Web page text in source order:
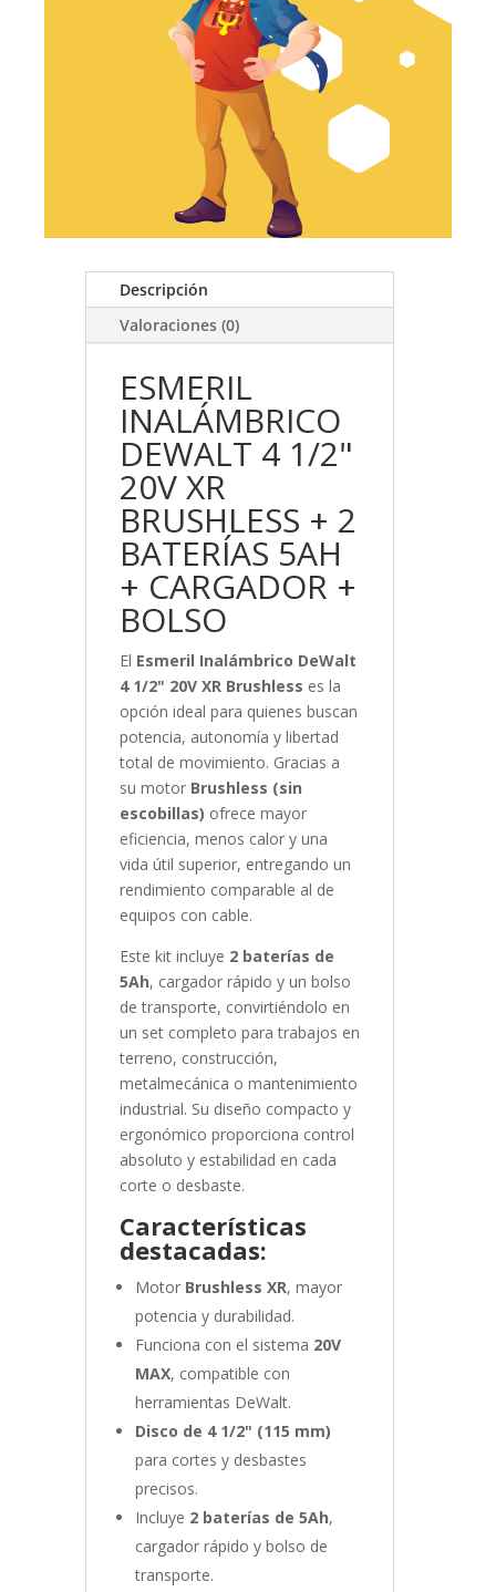
Descripción
Valoraciones (0)
ESMERIL
INALÁMBRICO
DEWALT 4 1/2"
20V XR
BRUSHLESS + 2
BATERÍAS 5AH
+ CARGADOR +
BOLSO
El Esmeril Inalámbrico DeWalt
4 1/2" 20V XR Brushless es la
opción ideal para quienes buscan
potencia, autonomía y libertad
total de movimiento. Gracias a
su motor Brushless (sin
escobillas) ofrece mayor
eficiencia, menos calor y una
vida útil superior, entregando un
rendimiento comparable al de
equipos con cable.
Este kit incluye 2 baterías de
5Ah, cargador rápido y un bolso
de transporte, convirtiéndolo en
un set completo para trabajos en
terreno, construcción,
metalmecánica o mantenimiento
industrial. Su diseño compacto y
ergonómico proporciona control
absoluto y estabilidad en cada
corte o desbaste.
Características
destacadas:
Motor Brushless XR, mayor
potencia y durabilidad.
Funciona con el sistema 20V
MAX, compatible con
herramientas DeWalt.
Disco de 4 1/2" (115 mm)
para cortes y desbastes
precisos.
Incluye 2 baterías de 5Ah,
cargador rápido y bolso de
transporte.